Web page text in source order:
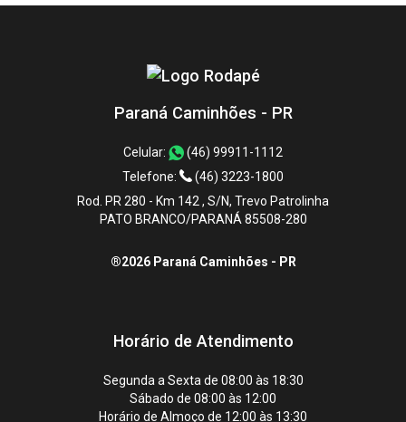
Paraná Caminhões - PR
Celular:
(46) 99911-1112
Telefone:
(46) 3223-1800
Rod. PR 280 - Km 142 , S/N, Trevo Patrolinha
PATO BRANCO/PARANÁ 85508-280
®2026 Paraná Caminhões - PR
Horário de Atendimento
Segunda a Sexta de 08:00 às 18:30
Sábado de 08:00 às 12:00
Horário de Almoço de 12:00 às 13:30